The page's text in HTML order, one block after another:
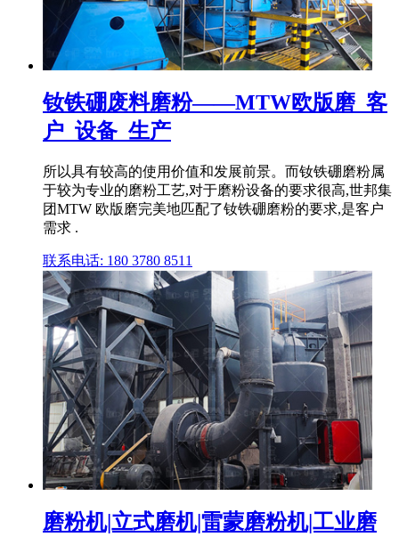
钕铁硼废料磨粉——MTW欧版磨_客
户_设备_生产
所以具有较高的使用价值和发展前景。而钕铁硼磨粉属
于较为专业的磨粉工艺,对于磨粉设备的要求很高,世邦集
团MTW 欧版磨完美地匹配了钕铁硼磨粉的要求,是客户
需求 .
联系电话: 180 3780 8511
磨粉机|立式磨机|雷蒙磨粉机|工业磨